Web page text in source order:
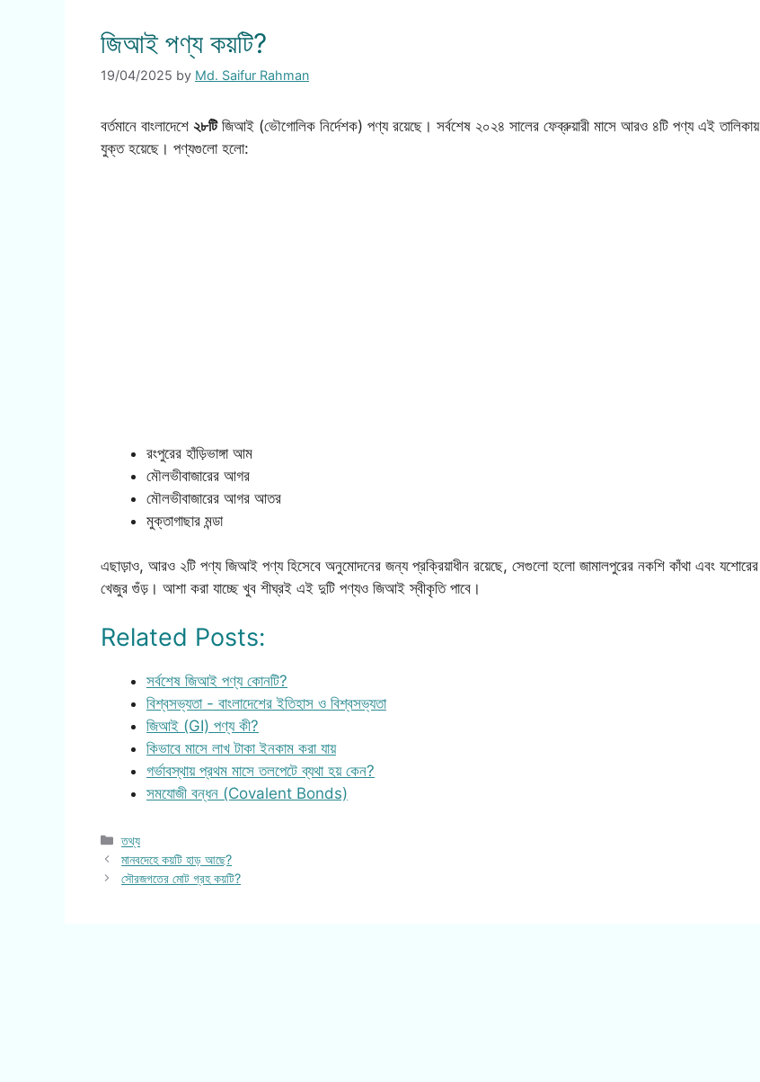
জিআই পণ্য কয়টি?
19/04/2025 by Md. Saifur Rahman
বর্তমানে বাংলাদেশে ২৮টিজিআই (ভৌগোলিক নির্দেশক) পণ্য রয়েছে। সর্বশেষ ২০২৪ সালের ফেব্রুয়ারী মাসে আরও ৪টি পণ্য এই তালিকায়
যুক্ত হয়েছে। পণ্যগুলো হলো:
রংপুরের হাঁড়িভাঙ্গা আম
মৌলভীবাজারের আগর
মৌলভীবাজারের আগর আতর
মুক্তাগাছার মন্ডা
এছাড়াও, আরও ২টি পণ্য জিআই পণ্য হিসেবে অনুমোদনের জন্য প্রক্রিয়াধীন রয়েছে, সেগুলো হলো জামালপুরের নকশি কাঁথা এবং যশোরের
খেজুর গুঁড়। আশা করা যাচ্ছে খুব শীঘ্রই এই দুটি পণ্যও জিআই স্বীকৃতি পাবে।
Related Posts:
সর্বশেষ জিআই পণ্য কোনটি?
বিশ্বসভ্যতা - বাংলাদেশের ইতিহাস ও বিশ্বসভ্যতা
জিআই (GI) পণ্য কী?
কিভাবে মাসে লাখ টাকা ইনকাম করা যায়
গর্ভাবস্থায় প্রথম মাসে তলপেটে ব্যথা হয় কেন?
সমযোজী বন্ধন (Covalent Bonds)
Categories
তথ্য
মানবদেহে কয়টি হাড় আছে?
সৌরজগতের মোট গ্রহ কয়টি?